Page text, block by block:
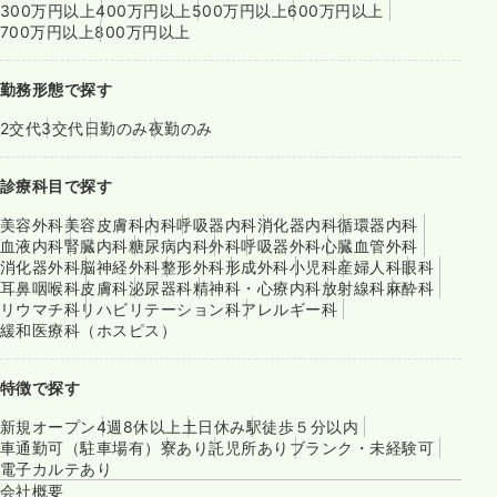
300万円以上400万円以上 500万円以上600万円以上
700万円以上800万円以上
勤務形態で探す
2交代3交代日勤のみ夜勤のみ
診療科目で探す
美容外科美容皮膚科内科呼吸器内科消化器内科循環器内科
血液内科腎臓内科糖尿病内科外科呼吸器外科心臓血管外科
消化器外科脳神経外科整形外科形成外科小児科産婦人科眼科
耳鼻咽喉科皮膚科泌尿器科精神科・心療内科放射線科麻酔科
リウマチ科リハビリテーション科アレルギー科
緩和医療科（ホスピス）
特徴で探す
新規オープン4週8休以上 土日休み駅徒歩５分以内
車通勤可（駐車場有） 寮あり託児所あり ブランク・未経験可
電子カルテあり
会社概要